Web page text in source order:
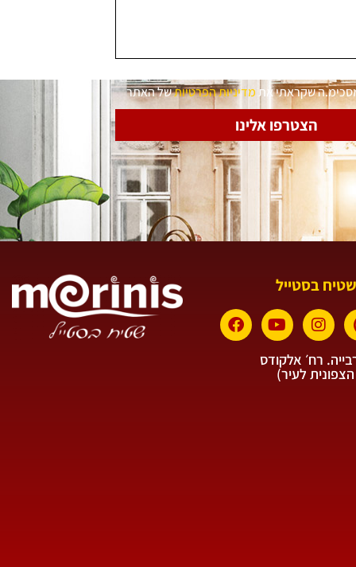
שקראתי את מדיניות הפרטיותשל האתר
הצטרפו אלינו
בסטייל
רח׳ אלקודס
לעיר)